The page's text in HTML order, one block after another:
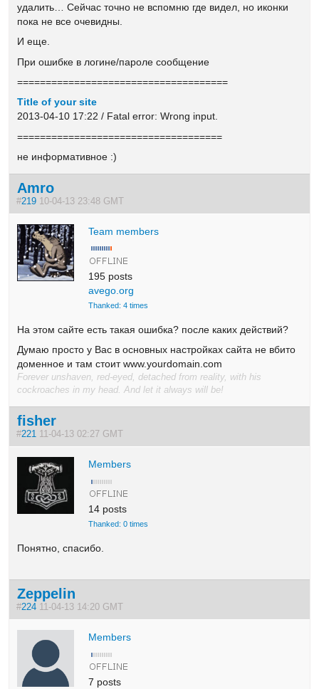
удалить… Сейчас точно не вспомню где видел, но иконки
пока не все очевидны.
И еще.
При ошибке в логине/пароле сообщение
=====================================
Title of your site
2013-04-10 17:22 / Fatal error: Wrong input.
====================================
не информативное :)
Amro
#219 10-04-13 23:48 GMT
Team members
195 posts
avego.org
Thanked: 4 times
На этом сайте есть такая ошибка? после каких действий?
Думаю просто у Вас в основных настройках сайта не вбито
доменное и там стоит www.yourdomain.com
Forever unshaven, red-eyed, detached from reality, with his
cockroaches in my head. And let it always will be!
fisher
#221 11-04-13 02:27 GMT
Members
14 posts
Thanked: 0 times
Понятно, спасибо.
Zeppelin
#224 11-04-13 14:20 GMT
Members
7 posts